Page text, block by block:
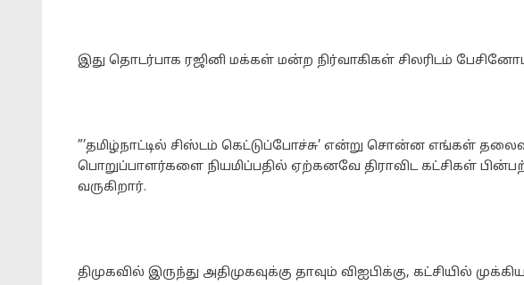
இது தொடர்பாக ரஜினி மக்கள் மன்ற நிர்வாகிகள் சிலரிடம்
”’தமிழ்நாட்டில் சிஸ்டம் கெட்டுப்போச்சு’ என்று சொன்ன எங்கள்
பொறுப்பாளர்களை நியமிப்பதில் ஏற்கனவே திராவிட கட்சிகள்
வருகிறார்.
திமுகவில் இருந்து அதிமுகவுக்கு தாவும் விஐபிக்கு, கட்சியில்